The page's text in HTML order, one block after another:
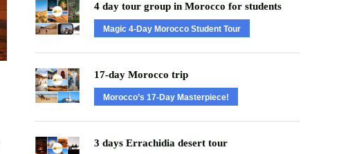
4 day tour group in Morocco for students
Magic 4-Day Morocco Student Tour
17-day Morocco trip
Morocco’s 17-Day Masterpiece!
3 days Errachidia desert tour